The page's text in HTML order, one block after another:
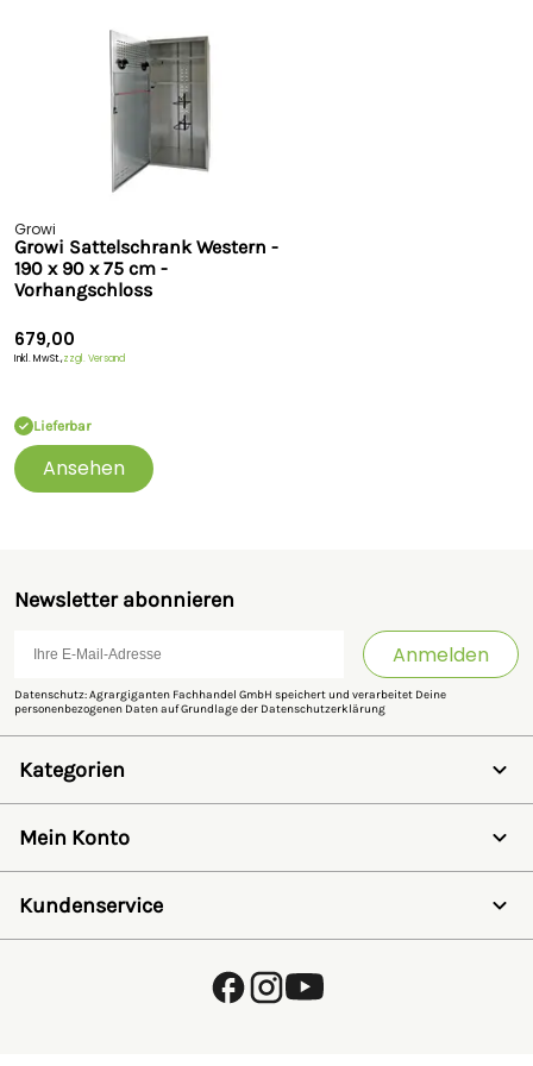
Growi
Growi Sattelschrank Western -
190 x 90 x 75 cm -
Vorhangschloss
679,00
Inkl. MwSt.,zzgl. Versand
Lieferbar
Ansehen
Newsletter abonnieren
Anmelden
Datenschutz: Agrargiganten Fachhandel GmbH speichert und verarbeitet Deine
personenbezogenen Daten auf Grundlage der Datenschutzerklärung
Kategorien
Schermaschinen
Futter- & Tränkesysteme
Haus, Hof & Stall
SALE
Mein Konto
Registrieren
Wunschzettel
Passwort vergessen
Kundenservice
Kostenlose Fachberatung